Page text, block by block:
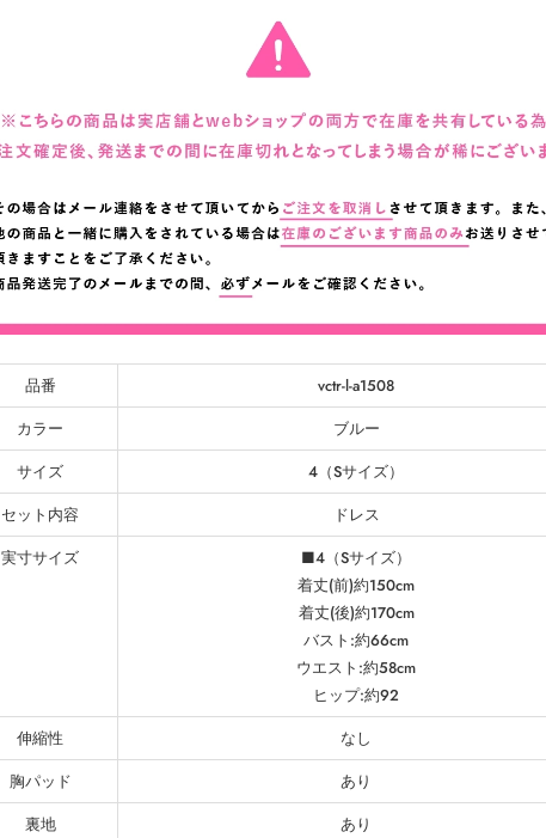
品番
vctr-l-a1508
カラー
ブルー
サイズ
4（Sサイズ）
セット内容
ドレス
実寸サイズ
■4（Sサイズ）
着丈(前)約150cm
着丈(後)約170cm
バスト:約66cm
ウエスト:約58cm
ヒップ:約92
伸縮性
なし
胸パッド
あり
裏地
あり